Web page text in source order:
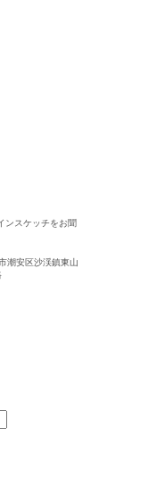
ンスケッチをお聞
潮安区沙渓鎮東山